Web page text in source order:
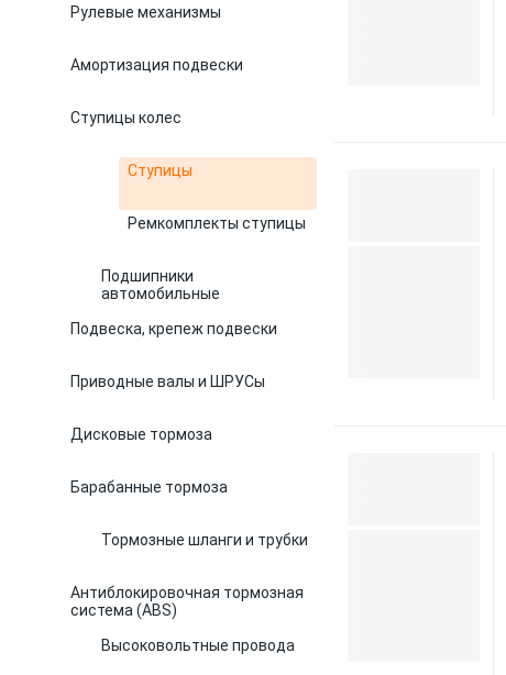
Рулевые механизмы
Амортизация подвески
Ступицы колес
Ступицы
Ремкомплекты ступицы
Подшипники
автомобильные
Подвеска, крепеж подвески
Приводные валы и ШРУСы
Дисковые тормоза
Барабанные тормоза
Тормозные шланги и трубки
Антиблокировочная тормозная
система (ABS)
Высоковольтные провода